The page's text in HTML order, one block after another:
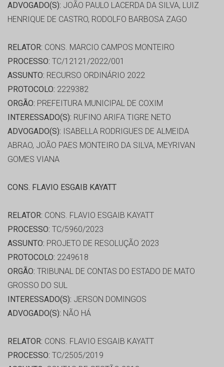
ADVOGADO(S): JOÃO PAULO LACERDA DA SILVA, LUIZ
HENRIQUE DE CASTRO, RODOLFO BARBOSA ZAGO
RELATOR: CONS. MARCIO CAMPOS MONTEIRO
PROCESSO: TC/12121/2022/001
ASSUNTO: RECURSO ORDINÁRIO 2022
PROTOCOLO: 2229382
ORGÃO: PREFEITURA MUNICIPAL DE COXIM
INTERESSADO(S): RUFINO ARIFA TIGRE NETO
ADVOGADO(S): ISABELLA RODRIGUES DE ALMEIDA
ABRAO, JOÃO PAES MONTEIRO DA SILVA, MEYRIVAN
GOMES VIANA
CONS. FLAVIO ESGAIB KAYATT
RELATOR: CONS. FLAVIO ESGAIB KAYATT
PROCESSO: TC/5960/2023
ASSUNTO: PROJETO DE RESOLUÇÃO 2023
PROTOCOLO: 2249618
ORGÃO: TRIBUNAL DE CONTAS DO ESTADO DE MATO
GROSSO DO SUL
INTERESSADO(S): JERSON DOMINGOS
ADVOGADO(S): NÃO HÁ
RELATOR: CONS. FLAVIO ESGAIB KAYATT
PROCESSO: TC/2505/2019